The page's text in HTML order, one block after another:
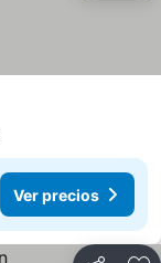
Ver precios